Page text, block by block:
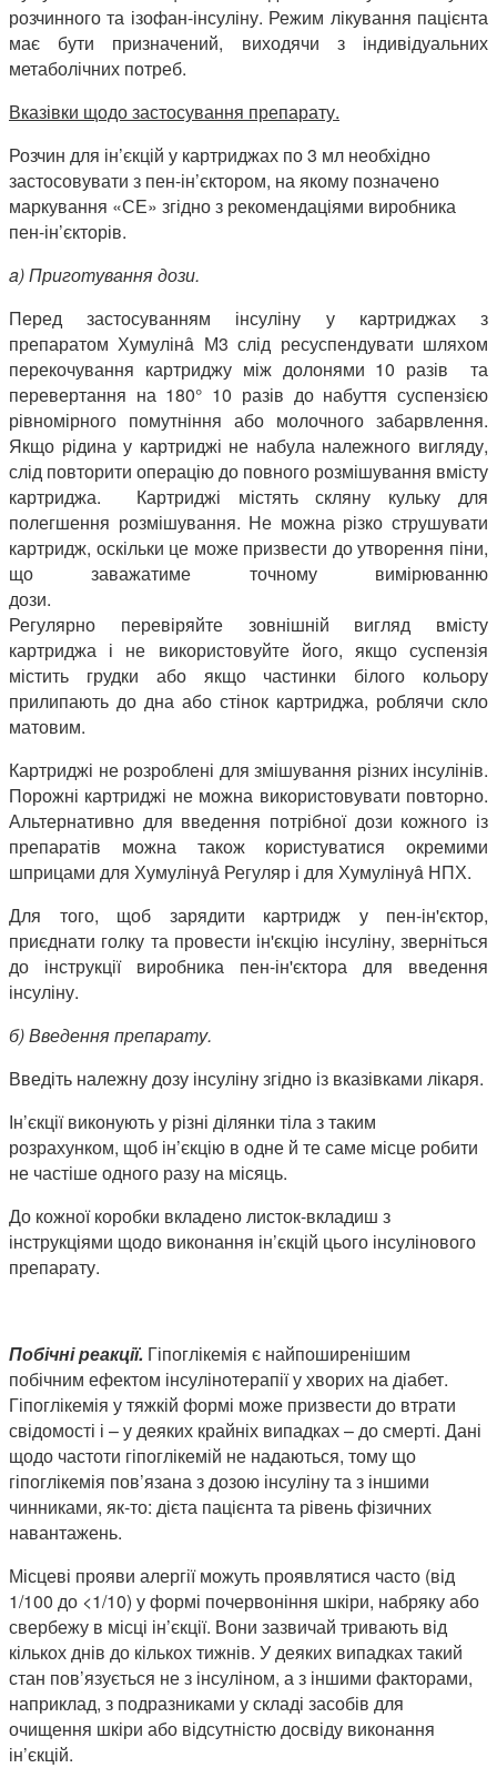
розчинного та ізофан-інсуліну. Режим лікування пацієнта
має бути призначений, виходячи з індивідуальних
метаболічних потреб.
Вказівки щодо застосування препарату.
Розчин для ін’єкцій у картриджах по 3 мл необхідно
застосовувати з пен-ін’єктором, на якому позначено
маркування «СЕ» згідно з рекомендаціями виробника
пен-ін’єкторів.
a) Приготування дози.
Перед застосуванням інсуліну у картриджах з
препаратом Хумулінâ М3 слід ресуспендувати шляхом
перекочування картриджу між долонями 10 разів та
перевертання на 180° 10 разів до набуття суспензією
рівномірного помутніння або молочного забарвлення.
Якщо рідина у картриджі не набула належного вигляду,
слід повторити операцію до повного розмішування вмісту
картриджа. Картриджі містять скляну кульку для
полегшення розмішування. Не можна різко струшувати
картридж, оскільки це може призвести до утворення піни,
що заважатиме точному вимірюванню
Регулярно перевіряйте зовнішній вигляд вмісту
картриджа і не використовуйте його, якщо суспензія
містить грудки або якщо частинки білого кольору
прилипають до дна або стінок картриджа, роблячи скло
матовим.
Картриджі не розроблені для змішування різних інсулінів.
Порожні картриджі не можна використовувати повторно.
Альтернативно для введення потрібної дози кожного із
препаратів можна також користуватися окремими
шприцами для Хумулінуâ Регуляр і для Хумулінуâ НПХ.
Для того, щоб зарядити картридж у пен-ін'єктор,
приєднати голку та провести ін'єкцію інсуліну, зверніться
до інструкції виробника пен-ін'єктора для введення
інсуліну.
б) Введення препарату.
Введіть належну дозу інсуліну згідно із вказівками лікаря.
Ін’єкції виконують у різні ділянки тіла з таким
розрахунком, щоб ін’єкцію в одне й те саме місце робити
не частіше одного разу на місяць.
До кожної коробки вкладено листок-вкладиш з
інструкціями щодо виконання ін’єкцій цього інсулінового
препарату.
Побічні реакції. Гіпоглікемія є найпоширенішим
побічним ефектом інсулінотерапії у хворих на діабет.
Гіпоглікемія у тяжкій формі може призвести до втрати
свідомості і – у деяких крайніх випадках – до смерті. Дані
щодо частоти гіпоглікемій не надаються, тому що
гіпоглікемія пов’язана з дозою інсуліну та з іншими
чинниками, як-то: дієта пацієнта та рівень фізичних
навантажень.
Місцеві прояви алергії можуть проявлятися часто (від
1/100 до <1/10) у формі почервоніння шкіри, набряку або
свербежу в місці ін’єкції. Вони зазвичай тривають від
кількох днів до кількох тижнів. У деяких випадках такий
стан пов’язується не з інсуліном, а з іншими факторами,
наприклад, з подразниками у складі засобів для
очищення шкіри або відсутністю досвіду виконання
ін’єкцій.